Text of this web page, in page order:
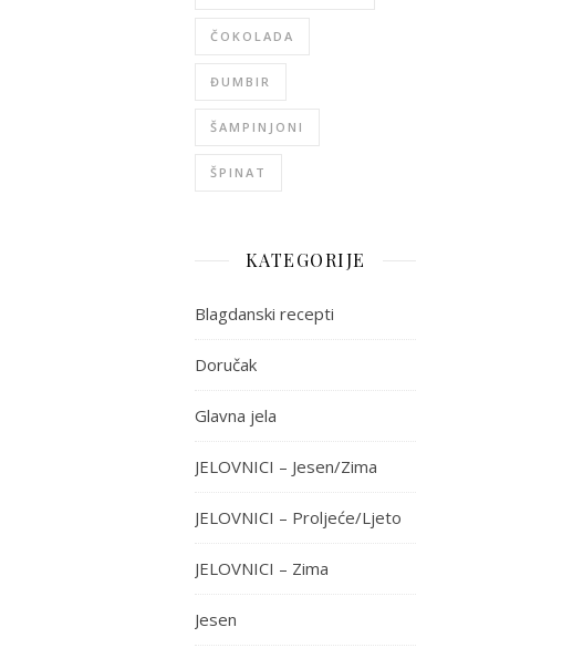
ČOKOLADA
ĐUMBIR
ŠAMPINJONI
ŠPINAT
KATEGORIJE
Blagdanski recepti
Doručak
Glavna jela
JELOVNICI – Jesen/Zima
JELOVNICI – Proljeće/Ljeto
JELOVNICI – Zima
Jesen